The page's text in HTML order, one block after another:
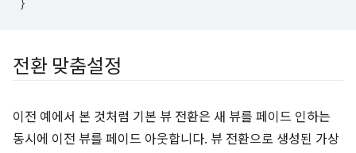
전환 맞춤설정
이전 예에서 본 것처럼 기본 뷰 전환은 새 뷰를 페이드 인하는
동시에 이전 뷰를 페이드 아웃합니다. 뷰 전환으로 생성된 가상